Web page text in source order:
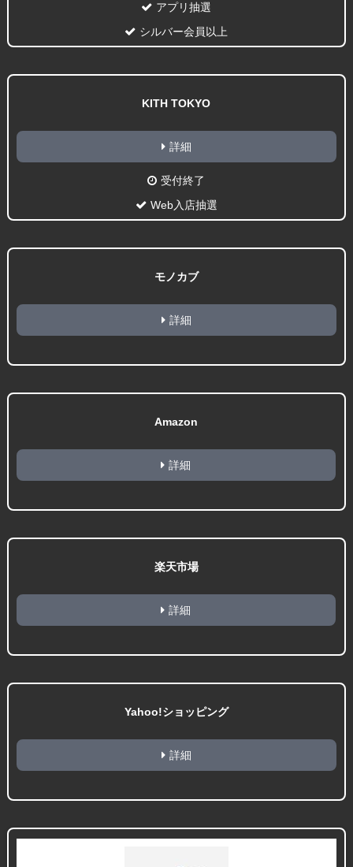
アプリ抽選
シルバー会員以上
KITH TOKYO
詳細
受付終了
Web入店抽選
モノカブ
詳細
Amazon
詳細
楽天市場
詳細
Yahoo!ショッピング
詳細